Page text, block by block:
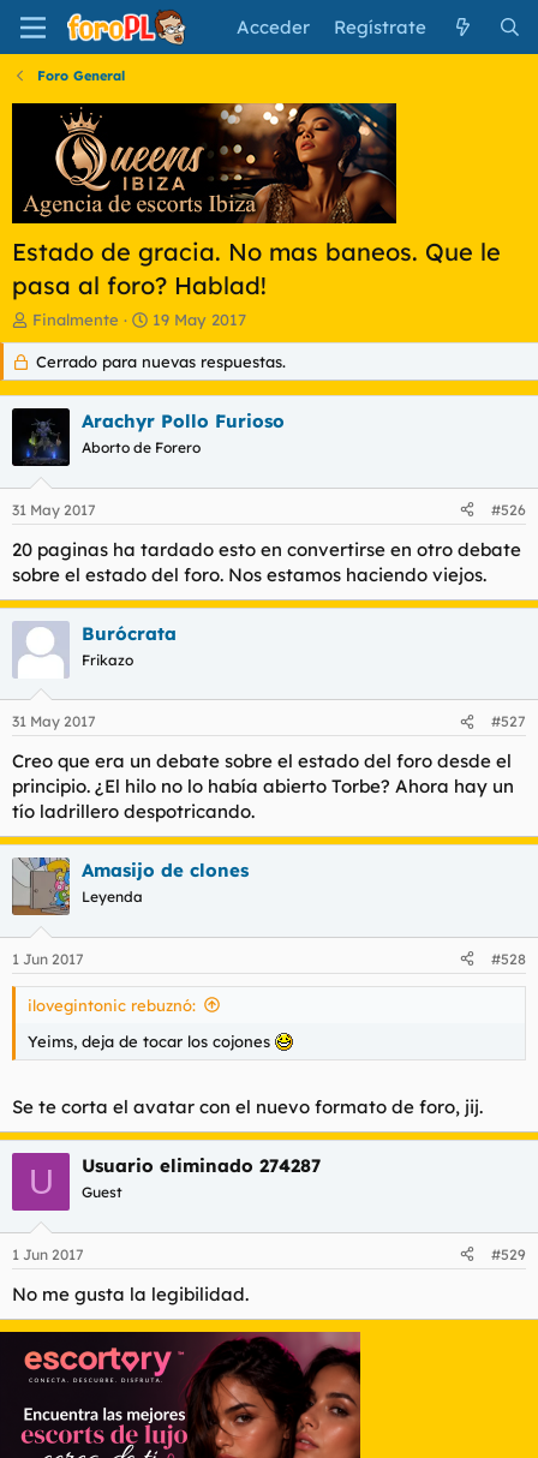
Acceder Regístrate
Foro General
Estado de gracia. No mas baneos. Que le
pasa al foro? Hablad!
I
n
c
i
a
d
o
r
d
l
t
e
m
Finalmente
F
e
c
h
d
e
n
i
o
19 May 2017
Cerrado para nuevas respuestas.
Arachyr Pollo Furioso
Aborto de Forero
31 May 2017 #526
20 paginas ha tardado esto en convertirse en otro debate
sobre el estado del foro. Nos estamos haciendo viejos.
Burócrata
Frikazo
31 May 2017 #527
Creo que era un debate sobre el estado del foro desde el
principio. ¿El hilo no lo había abierto Torbe? Ahora hay un
tío ladrillero despotricando.
Amasijo de clones
Leyenda
1 Jun 2017 #528
ilovegintonic rebuznó:
Yeims, deja de tocar los cojones
Se te corta el avatar con el nuevo formato de foro, jij.
U Usuario eliminado 274287
Guest
1 Jun 2017 #529
No me gusta la legibilidad.